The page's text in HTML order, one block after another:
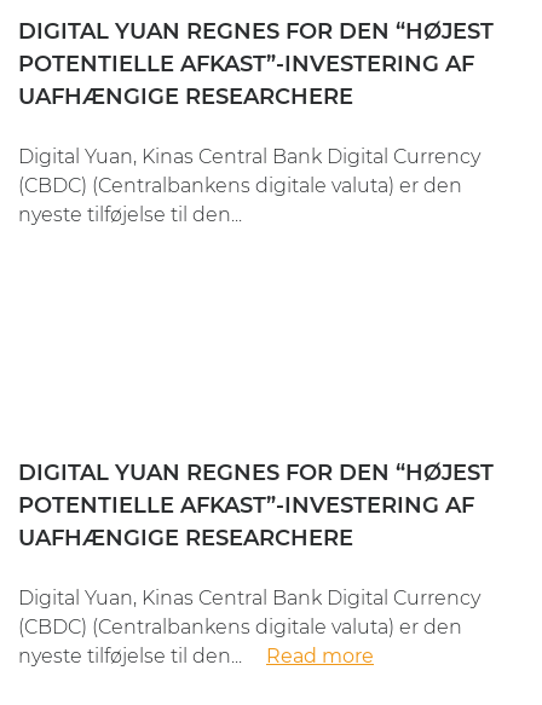
DIGITAL YUAN REGNES FOR DEN “HØJEST
POTENTIELLE AFKAST”-INVESTERING AF
UAFHÆNGIGE RESEARCHERE
Digital Yuan, Kinas Central Bank Digital Currency
(CBDC) (Centralbankens digitale valuta) er den
nyeste tilføjelse til den...
DIGITAL YUAN REGNES FOR DEN “HØJEST
POTENTIELLE AFKAST”-INVESTERING AF
UAFHÆNGIGE RESEARCHERE
Digital Yuan, Kinas Central Bank Digital Currency
(CBDC) (Centralbankens digitale valuta) er den
nyeste tilføjelse til den...
Read more